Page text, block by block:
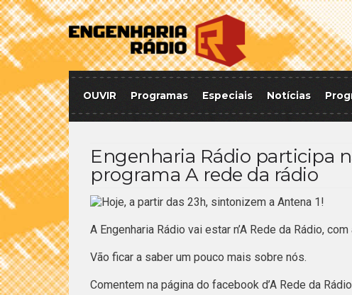
OUVIR Programas Especiais Notícias
Engenharia Rádio participa
programa A rede da rádio
Hoje, a partir das 23h, sintonizem a Antena 1!
A Engenharia Rádio vai estar n’A Rede da Rádio,
Vão ficar a saber um pouco mais sobre nós.
Comentem na página do facebook d’A Rede da